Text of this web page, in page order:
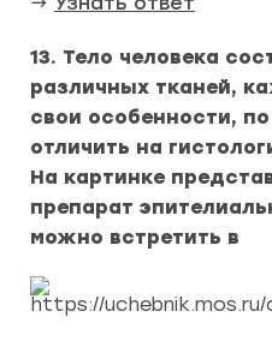
13. Тело человека
различных тканей,
свои особенности,
отличить на
На картинке
препарат
можно встретить в